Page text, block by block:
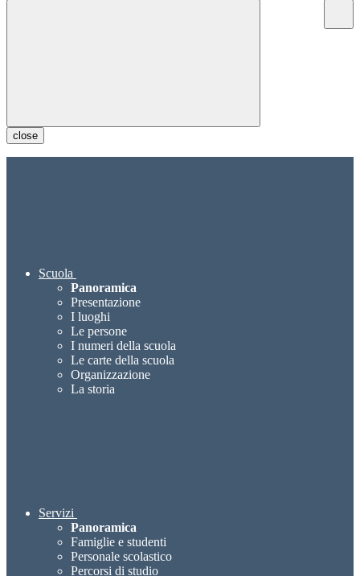
close
Scuola
Panoramica
Presentazione
I luoghi
Le persone
I numeri della scuola
Le carte della scuola
Organizzazione
La storia
Servizi
Panoramica
Famiglie e studenti
Personale scolastico
Percorsi di studio